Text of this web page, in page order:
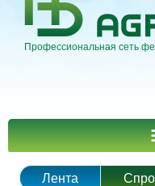
Профессиональная сеть
Главное меню
Лента